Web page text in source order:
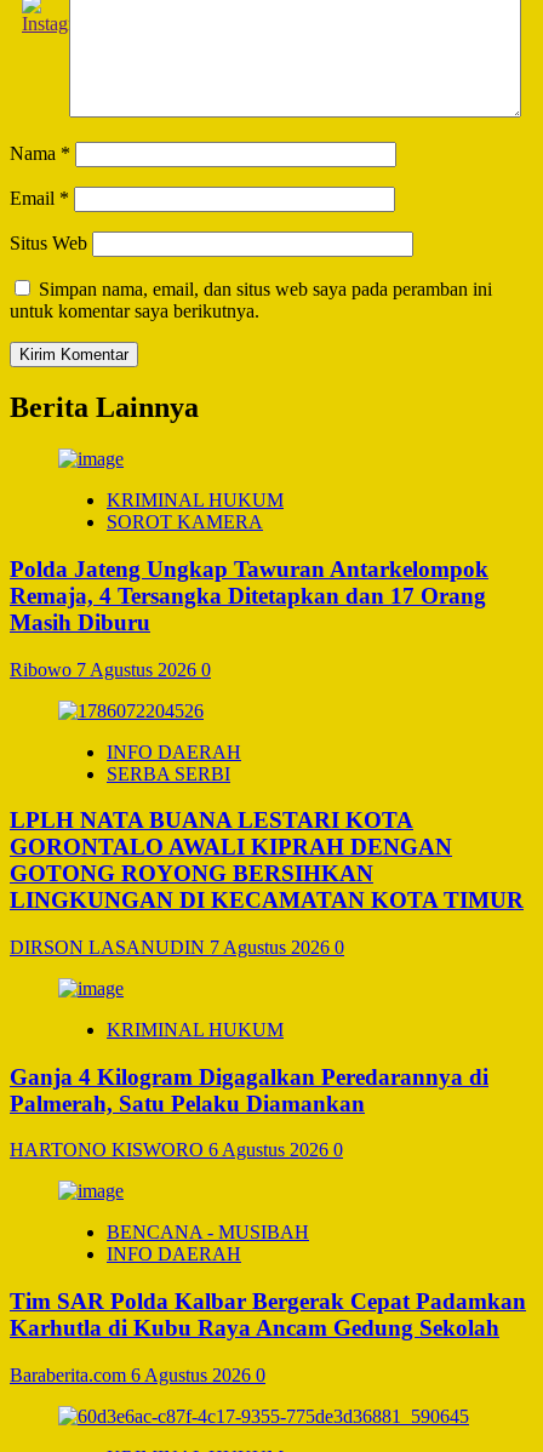
Nama *
Email *
Situs Web
Simpan nama, email, dan situs web saya pada peramban ini
untuk komentar saya berikutnya.
Berita Lainnya
KRIMINAL HUKUM
SOROT KAMERA
Polda Jateng Ungkap Tawuran Antarkelompok
Remaja, 4 Tersangka Ditetapkan dan 17 Orang
Masih Diburu
Ribowo 7 Agustus 2026 0
INFO DAERAH
SERBA SERBI
LPLH NATA BUANA LESTARI KOTA
GORONTALO AWALI KIPRAH DENGAN
GOTONG ROYONG BERSIHKAN
LINGKUNGAN DI KECAMATAN KOTA TIMUR
DIRSON LASANUDIN 7 Agustus 2026 0
KRIMINAL HUKUM
Ganja 4 Kilogram Digagalkan Peredarannya di
Palmerah, Satu Pelaku Diamankan
HARTONO KISWORO 6 Agustus 2026 0
BENCANA - MUSIBAH
INFO DAERAH
Tim SAR Polda Kalbar Bergerak Cepat Padamkan
Karhutla di Kubu Raya Ancam Gedung Sekolah
Baraberita.com 6 Agustus 2026 0